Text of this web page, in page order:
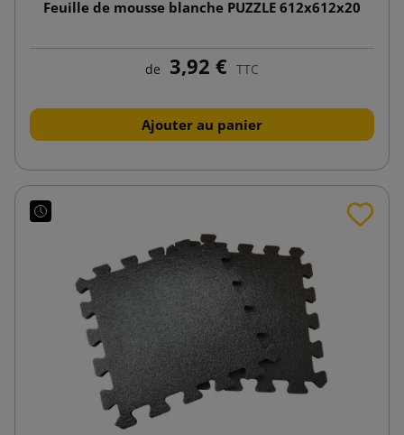
Feuille de mousse blanche PUZZLE 612x612x20
de 3,92 € TTC
Ajouter au panier